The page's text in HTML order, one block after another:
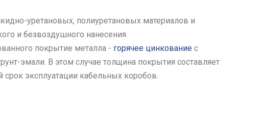
уретановых, полиуретановых материалов и
и безвоздушного нанесения.
покрытие металла - горячее цинкование с
эмали. В этом случае толщина покрытия составляет
эксплуатации кабельных коробов.